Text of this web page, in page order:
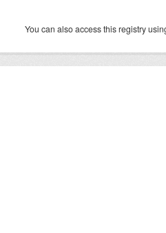
You can also access this registry